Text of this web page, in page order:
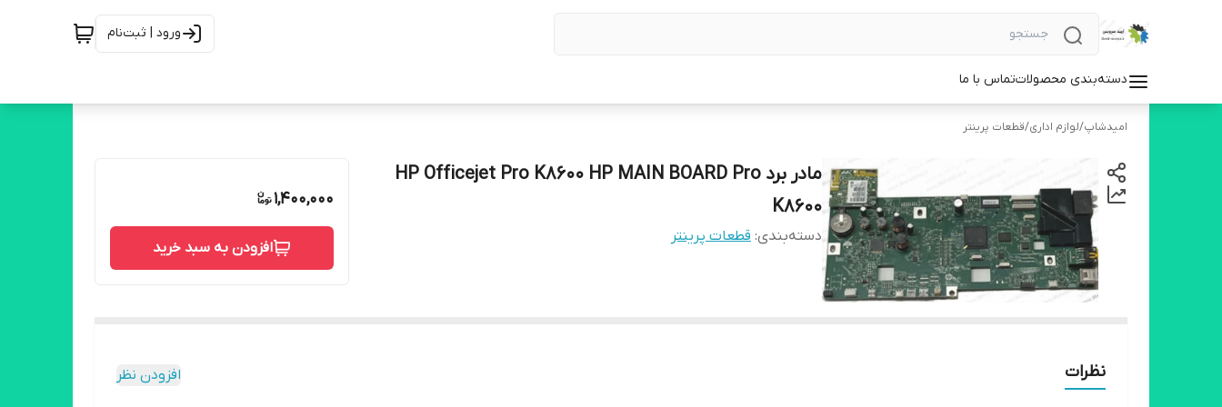
ورود | ثبت‌نام
دسته‌بندی محصولاتتماس با ما
امیدشاپ/لوازم اداری/قطعات پرینتر
مادر برد HP Officejet Pro K8600 HP MAIN BOARD Pro
K8600
دسته‌بندی: قطعات پرینتر
1,400,000
افزودن به سبد خرید
نظرات افزودن نظر